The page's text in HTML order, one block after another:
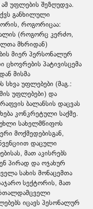
უფლების შეზღუდვა.
განხილული
როგორიცაა:
(როგორც კერძო,
მხრიდან)
მიერ პერსონალურ
ცხოვრების პატივისცემა
მისმა
სხვა უფლებები (მაგ.:
უფლებები) და
ბალანსის დაცვას
კონკრეტული საქმე.
სახელმწიფოს
მოქმედებისგან,
დაცული
მათ აკისრებს
პირად და ოჯახურ
სახის მონაცემთა
სექტორის, მათ
იცავს პესონალურ